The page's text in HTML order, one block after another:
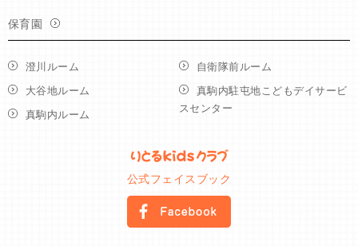
保育園
澄川ルーム
大谷地ルーム
真駒内ルーム
自衛隊前ルーム
真駒内駐屯地こどもデイサービ
スセンター
公式フェイスブック